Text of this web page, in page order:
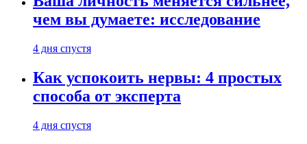
чем вы думаете: исследование
4 дня спустя
Как успокоить нервы: 4 простых
способа от эксперта
4 дня спустя